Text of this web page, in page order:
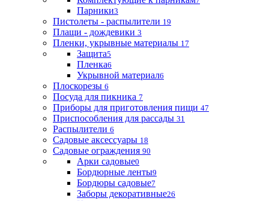
Парники3
Пистолеты - распылители 19
Плащи - дождевики 3
Пленки, укрывные материалы 17
Защита5
Пленка6
Укрывной материал6
Плоскорезы 6
Посуда для пикника 7
Приборы для приготовления пищи 47
Приспособления для рассады 31
Распылители 6
Садовые аксессуары 18
Садовые ограждения 90
Арки садовые0
Бордюрные ленты9
Бордюры садовые7
Заборы декоративные26